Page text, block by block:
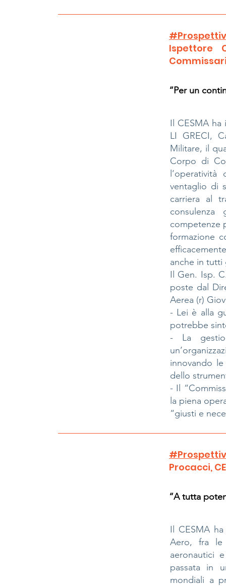
Ispettore
“Per un
Il CESMA
LI GRECI,
Militare, il
Corpo di
ventaglio di
carriera al
competenze
formazione
anche in tutti
Il Gen. Isp.
poste dal
Aerea (r)
- Lei è alla
potrebbe
- La
innovando
dello
- Il
la piena
“giusti e
Procacci,
“A tutta
Il CESMA
Aero, fra le
aeronautici
passata in
mondiali a